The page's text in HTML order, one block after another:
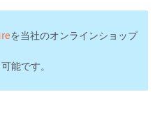
を当社のオンラインショップ
能です。